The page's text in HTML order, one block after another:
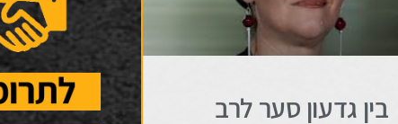
בין גדעון סער לרב